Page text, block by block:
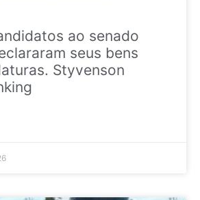
ao senado
seus bens
Styvenson